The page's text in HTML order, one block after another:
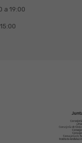
a 19:00